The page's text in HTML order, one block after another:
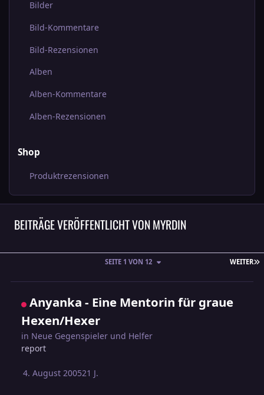
Bilder
Bild-Kommentare
Bild-Rezensionen
Alben
Alben-Kommentare
Alben-Rezensionen
Shop
Produktrezensionen
BEITRÄGE VERÖFFENTLICHT VON MYRDIN
WEITER
SEITE 1 VON 12
Anyanka - Eine Mentorin für graue
Hexen/Hexer
in Neue Gegenspieler und Helfer
report
4. August 200521 J.